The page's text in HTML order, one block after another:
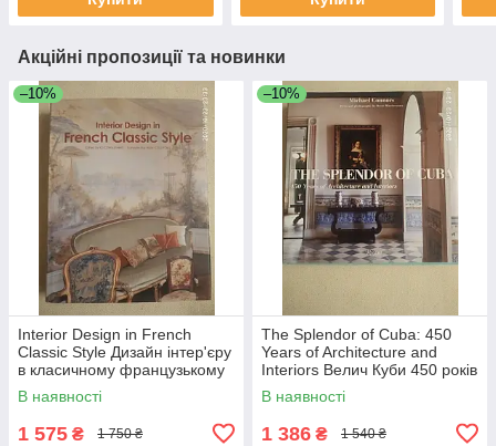
Акційні пропозиції та новинки
–10%
Interior Design in French
Classic Style Дизайн інтер'єру
в класичному французькому
стилі
В наявності
1 575 ₴ 1 750 ₴
–10%
The Splendor of Cuba: 450
Years of Architecture and
Interiors Велич Куби 450 років
архітектури та інтер'єру
В наявності
1 386 ₴ 1 540 ₴